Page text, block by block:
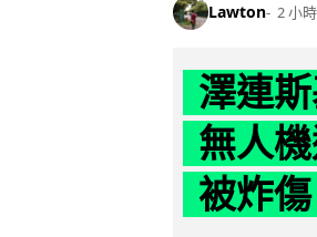
Lawton 2 小時
澤連
無人
被炸傷